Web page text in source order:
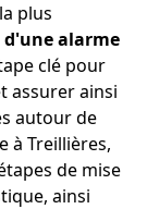
plus
alarme
clé pour
assurer ainsi
autour de
à Treillières,
de mise
ainsi